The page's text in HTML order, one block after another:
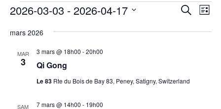
Évènements LISTE
2026-03-03 - 2026-04-17
une
mars 2026
MAR
3 Qi Gong
3 mars @ 18h00 -20h00
Le 83 Rte du Bois de Bay 83, Peney, Satigny, Switzerland
SAM 7 mars @ 14h00 - 19h00